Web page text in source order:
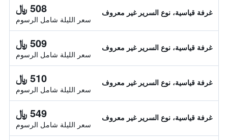
غرفة قياسية، نوع السرير غير معروف 508 ﷼
سعر الليلة شامل الرسوم
غرفة قياسية، نوع السرير غير معروف 509 ﷼
سعر الليلة شامل الرسوم
غرفة قياسية، نوع السرير غير معروف 510 ﷼
سعر الليلة شامل الرسوم
غرفة قياسية، نوع السرير غير معروف 549 ﷼
سعر الليلة شامل الرسوم